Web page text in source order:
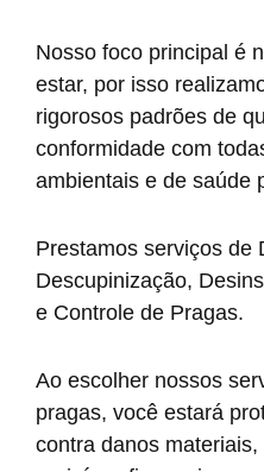
Nosso foco principal é
estar, por isso
rigorosos padrões de
conformidade com
ambientais e de saúde
Prestamos serviços de
Descupinização,
e Controle de Pragas.
Ao escolher nossos
pragas, você estará
contra danos